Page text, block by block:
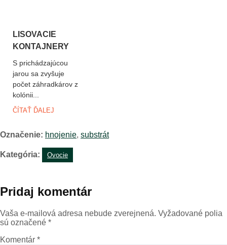
LISOVACIE
KONTAJNERY
S prichádzajúcou
jarou sa zvyšuje
počet záhradkárov z
kolónii...
ČÍTAŤ ĎALEJ
Označenie: hnojenie, substrát
Kategória: Ovocie
Pridaj komentár
Vaša e-mailová adresa nebude zverejnená. Vyžadované polia
sú označené *
Komentár *